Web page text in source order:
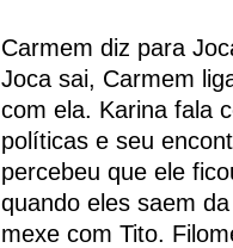
Carmem diz para
Joca sai, Carmem
com ela. Karina fala
políticas e seu
percebeu que ele
quando eles saem
mexe com Tito.